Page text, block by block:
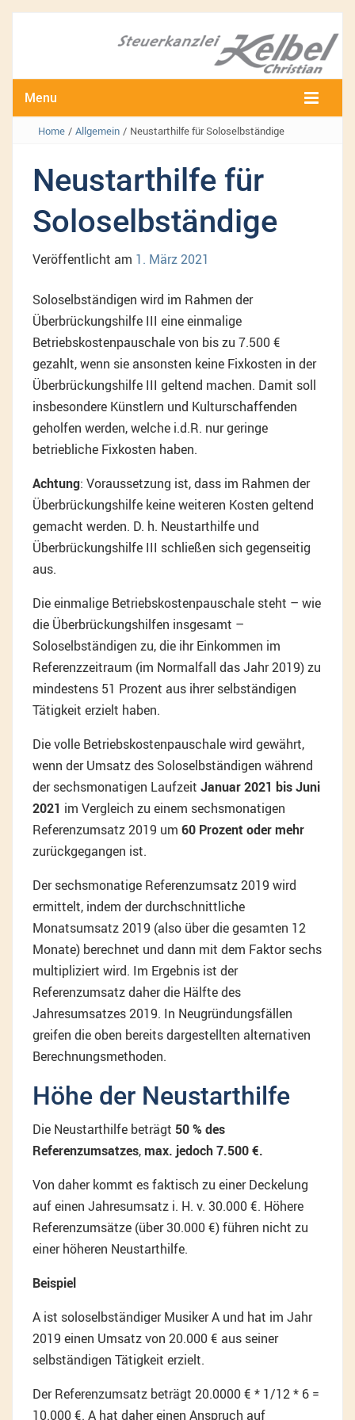
Menu
Home / Allgemein / Neustarthilfe für Soloselbständige
Neustarthilfe für
Soloselbständige
Veröffentlicht am 1. März 2021
Soloselbständigen wird im Rahmen der
Überbrückungshilfe III eine einmalige
Betriebskostenpauschale von bis zu 7.500 €
gezahlt, wenn sie ansonsten keine Fixkosten in der
Überbrückungshilfe III geltend machen. Damit soll
insbesondere Künstlern und Kulturschaffenden
geholfen werden, welche i.d.R. nur geringe
betriebliche Fixkosten haben.
Achtung: Voraussetzung ist, dass im Rahmen der
Überbrückungshilfe keine weiteren Kosten geltend
gemacht werden. D. h. Neustarthilfe und
Überbrückungshilfe III schließen sich gegenseitig
aus.
Die einmalige Betriebskostenpauschale steht – wie
die Überbrückungshilfen insgesamt –
Soloselbständigen zu, die ihr Einkommen im
Referenzzeitraum (im Normalfall das Jahr 2019) zu
mindestens 51 Prozent aus ihrer selbständigen
Tätigkeit erzielt haben.
Die volle Betriebskostenpauschale wird gewährt,
wenn der Umsatz des Soloselbständigen während
der sechsmonatigen Laufzeit Januar 2021 bis Juni
2021 im Vergleich zu einem sechsmonatigen
Referenzumsatz 2019 um 60 Prozent oder mehr
zurückgegangen ist.
Der sechsmonatige Referenzumsatz 2019 wird
ermittelt, indem der durchschnittliche
Monatsumsatz 2019 (also über die gesamten 12
Monate) berechnet und dann mit dem Faktor sechs
multipliziert wird. Im Ergebnis ist der
Referenzumsatz daher die Hälfte des
Jahresumsatzes 2019. In Neugründungsfällen
greifen die oben bereits dargestellten alternativen
Berechnungsmethoden.
Höhe der Neustarthilfe
Die Neustarthilfe beträgt 50 % des
Referenzumsatzes,max. jedoch 7.500 €.
Von daher kommt es faktisch zu einer Deckelung
auf einen Jahresumsatz i. H. v. 30.000 €. Höhere
Referenzumsätze (über 30.000 €) führen nicht zu
einer höheren Neustarthilfe.
Beispiel
A ist soloselbständiger Musiker A und hat im Jahr
2019 einen Umsatz von 20.000 € aus seiner
selbständigen Tätigkeit erzielt.
Der Referenzumsatz beträgt 20.0000 € * 1/12 * 6 =
10.000 €. A hat daher einen Anspruch auf